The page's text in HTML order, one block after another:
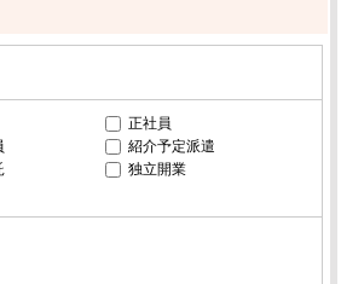
正社員
紹介予定派遣
独立開業